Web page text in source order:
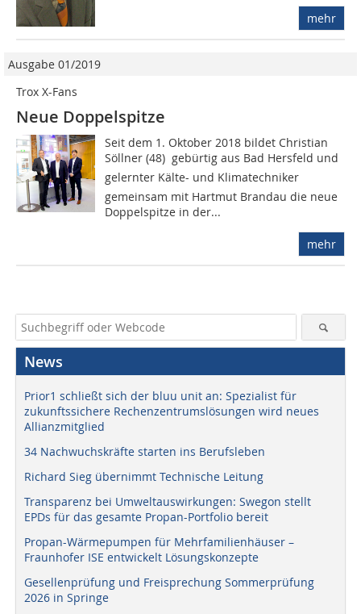
mehr
Ausgabe 01/2019
Trox X-Fans
Neue Doppelspitze
Seit dem 1. Oktober 2018 bildet Christian
Söllner (48)  gebürtig aus Bad Hersfeld und
gelernter Kälte- und Klimatechniker 
gemeinsam mit Hartmut Brandau die neue
Doppelspitze in der...
mehr
News
Prior1 schließt sich der bluu unit an: Spezialist für
zukunftssichere Rechenzentrumslösungen wird neues
Allianzmitglied
34 Nachwuchskräfte starten ins Berufsleben
Richard Sieg übernimmt Technische Leitung
Transparenz bei Umweltauswirkungen: Swegon stellt
EPDs für das gesamte Propan-Portfolio bereit
Propan-Wärmepumpen für Mehrfamilienhäuser –
Fraunhofer ISE entwickelt Lösungskonzepte
Gesellenprüfung und Freisprechung Sommerprüfung
2026 in Springe